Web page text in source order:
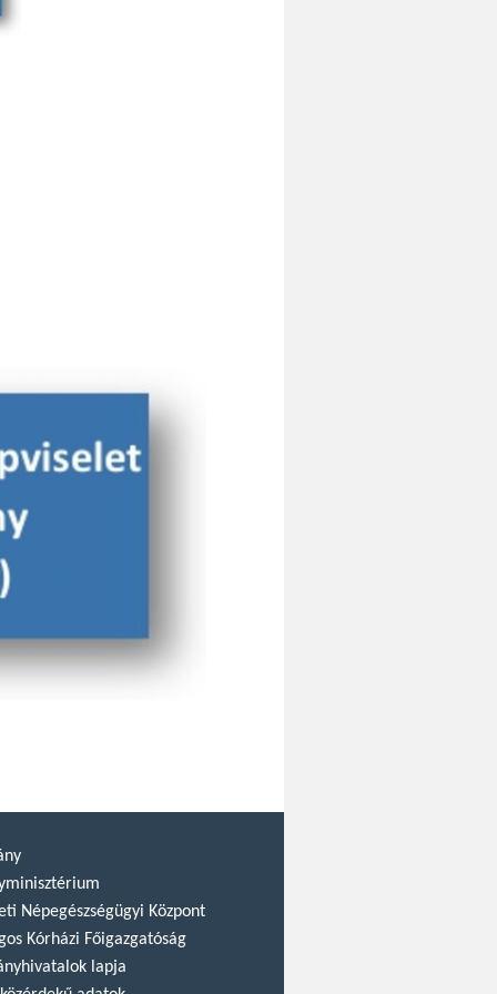
Népegészségügyi Központ
Kórházi Főigazgatóság
lapja